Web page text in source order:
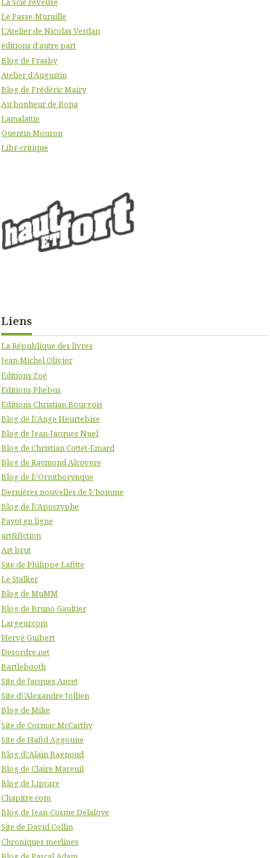
Le Passe-Muraille
L'Atelier de Nicolas Verdan
éditions d'autre part
Blog de Frasby
Atelier d'Augustin
Blog de Frédéric Mairy
Au bonheur de Bona
Lamalattie
Quentin Mouron
Libr-critique
Liens
La République des livres
Jean-Michel Olivier
Editions Zoé
Editions Phebus
Editions Christian Bourgois
Blog de l\'Ange Heurtebise
Blog de Jean-Jacques Nuel
Blog de Christian Cottet-Emard
Blog de Raymond Alcovere
Blog de l\'Ornithorynque
Dernières nouvelles de l\'homme
Blog de l\'Apocryphe
Payot en ligne
art&fiction
Art brut
Site de Philippe Lafitte
Le Stalker
Blog de MuMM
Blog de Bruno Gaultier
Largeur.com
Hervé Guibert
Desordre.net
Bartlebooth
Site de Jacques Ancet
Site d\'Alexandre Jollien
Blog de Mike
Site de Cormac McCarthy
Site de Hafid Aggoune
Blog d\'Alain Bagnoud
Blog de Claire Mareuil
Blog de Lipcare
Chapitre.com
Blog de Jean-Cosme Delaloye
Site de David Collin
Chroniques merlines